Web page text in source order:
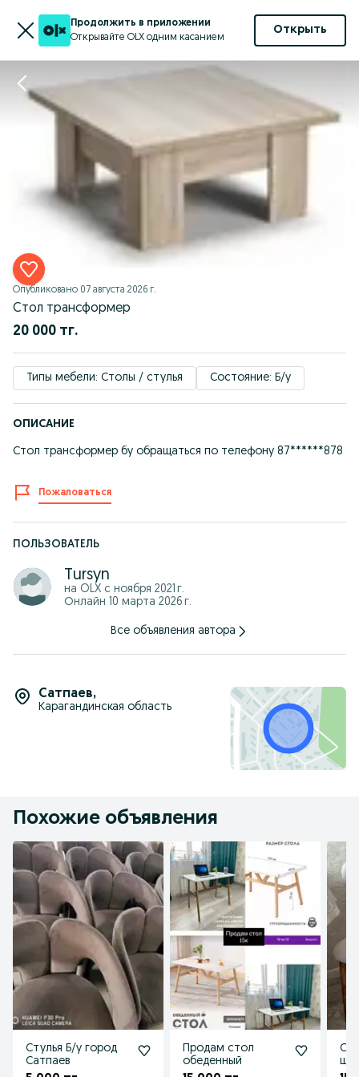
Продолжить в приложении
Открывайте OLX одним касанием
Открыть
Опубликовано 07 августа 2026 г.
Стол трансформер
20 000 тг.
Типы мебели: Столы / стулья Состояние: Б/у
ОПИСАНИЕ
Стол трансформер бу обращаться по телефону 87******878
Пожаловаться
ПОЛЬЗОВАТЕЛЬ
Tursyn
на OLX с ноября 2021 г.
Онлайн 10 марта 2026 г.
Все объявления автора
Сатпаев,
Карагандинская область
Похожие объявления
Стулья Б/у город
Сатпаев
Продам стол
обеденный